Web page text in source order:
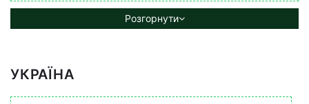
Розгорнути
УКРАЇНА